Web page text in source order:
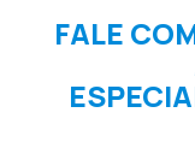
FALE